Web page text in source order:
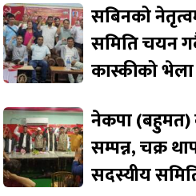
सबिनको
समिति चयन
कास्कीको भेला
नेकपा (बहुमत)
सम्पन्न, चक्र
सदस्यीय